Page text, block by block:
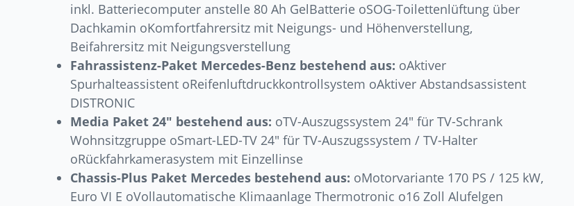
inkl. Batteriecomputer anstelle 80 Ah GelBatterie oSOG-Toilettenlüftung über
Dachkamin oKomfortfahrersitz mit Neigungs- und Höhenverstellung,
Beifahrersitz mit Neigungsverstellung
Fahrassistenz-Paket Mercedes-Benz bestehend aus: oAktiver
Spurhalteassistent oReifenluftdruckkontrollsystem oAktiver Abstandsassistent
DISTRONIC
Media Paket 24″ bestehend aus: oTV-Auszugssystem 24″ für TV-Schrank
Wohnsitzgruppe oSmart-LED-TV 24″ für TV-Auszugssystem / TV-Halter
oRückfahrkamerasystem mit Einzellinse
Chassis-Plus Paket Mercedes bestehend aus: oMotorvariante 170 PS / 125 kW,
Euro VI E oVollautomatische Klimaanlage Thermotronic o16 Zoll Alufelgen